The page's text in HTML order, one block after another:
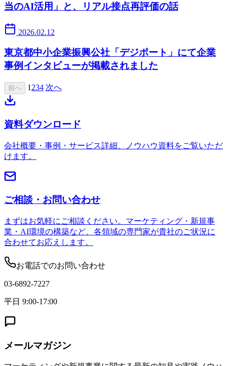
当のAI活用」と、リアル接点再評価の話
2026.02.12
東京都中小企業振興公社「デジポート」にて企業
事例インタビューが掲載されました
前へ 1 234 次へ
資料ダウンロード
会社概要・事例・サービス詳細、ノウハウ資料をご覧いただ
けます。
ご相談・お問い合わせ
まずはお気軽にご相談ください。マーケティング・新規事
業・AI環境の構築など、各領域の専門家が貴社のご状況に
合わせてお応えします。
お電話でのお問い合わせ
03-6892-7227
平日 9:00-17:00
メールマガジン